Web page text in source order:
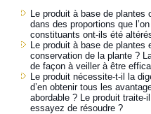
Le produit à base de
dans des proportions que
constituants ont-ils été
Le produit à base de plantes
conservation de la plante ?
de façon à veiller à être
Le produit nécessite-t-il la
d’en obtenir tous les
abordable ? Le produit
essayez de résoudre ?